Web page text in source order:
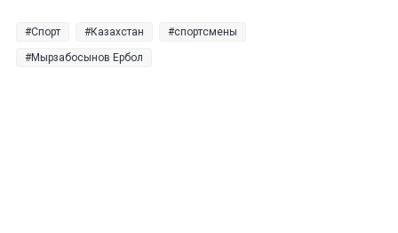
Спорт Казахстан спортсмены
Мырзабосынов Ербол